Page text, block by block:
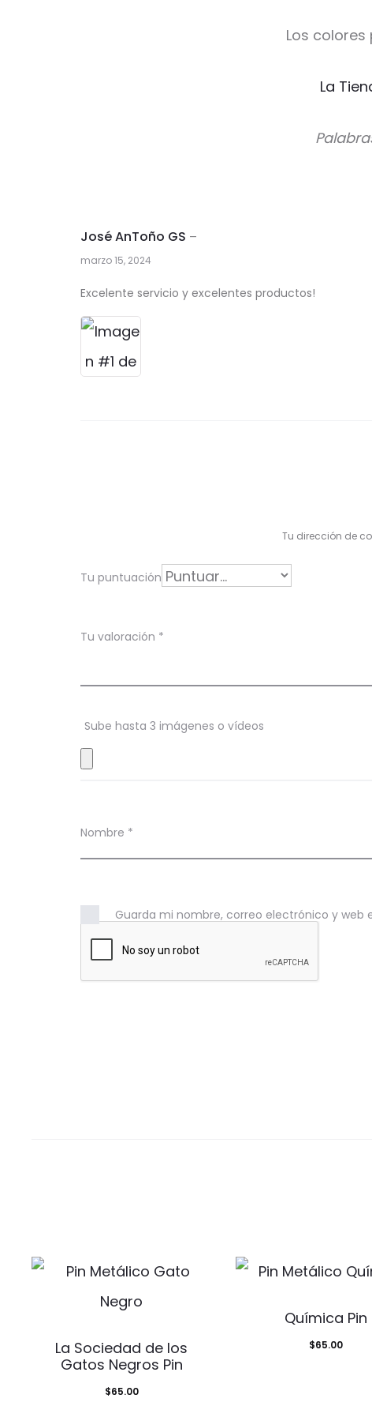
Los
La
v
a
l
e
P
l
i
P
n
José AnToño GS –
marzo 15, 2024
Excelente servicio y excelentes productos!
Tu dirección de
Tu puntuación
Tu valoración *
Sube hasta 3 imágenes o vídeos
Nombre *
Guarda mi nombre, correo electrónico y
La Sociedad de los
Gatos Negros Pin
$65.00
Química Pin
$65.00